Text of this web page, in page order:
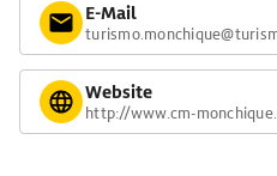
E-Mail
Website
http://www.cm-